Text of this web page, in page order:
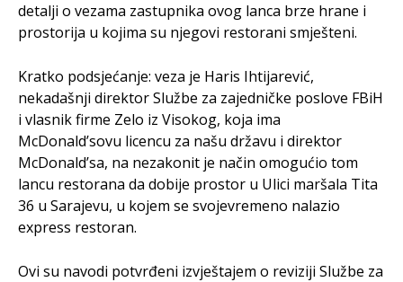
detalji o vezama zastupnika ovog lanca brze hrane i
prostorija u kojima su njegovi restorani smješteni.
Kratko podsjećanje: veza je Haris Ihtijarević,
nekadašnji direktor Službe za zajedničke poslove FBiH
i vlasnik firme Zelo iz Visokog, koja ima
McDonald’sovu licencu za našu državu i direktor
McDonald’sa, na nezakonit je način omogućio tom
lancu restorana da dobije prostor u Ulici maršala Tita
36 u Sarajevu, u kojem se svojevremeno nalazio
express restoran.
Ovi su navodi potvrđeni izvještajem o reviziji Službe za